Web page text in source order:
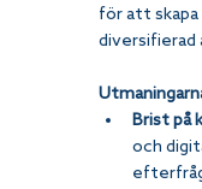
för att skapa
diversifierad
Brist på
och